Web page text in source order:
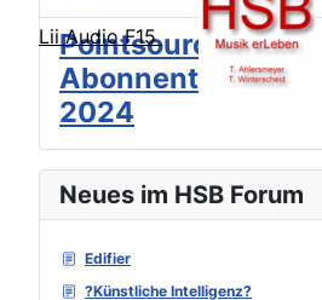
Lii Audio F15
Neues im HSB Forum
Edifier
?Künstliche Intelligenz?
Pointsource
Abonnenten-Treff
2024